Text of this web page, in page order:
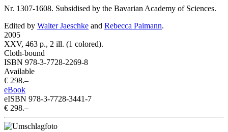
Nr. 1307-1608. Subsidised by the Bavarian Academy of Sciences.
Edited by Walter Jaeschke and Rebecca Paimann.
2005
XXV, 463 p., 2 ill. (1 colored).
Cloth-bound
ISBN 978-3-7728-2269-8
Available
€ 298.–
eBook
eISBN 978-3-7728-3441-7
€ 298.–